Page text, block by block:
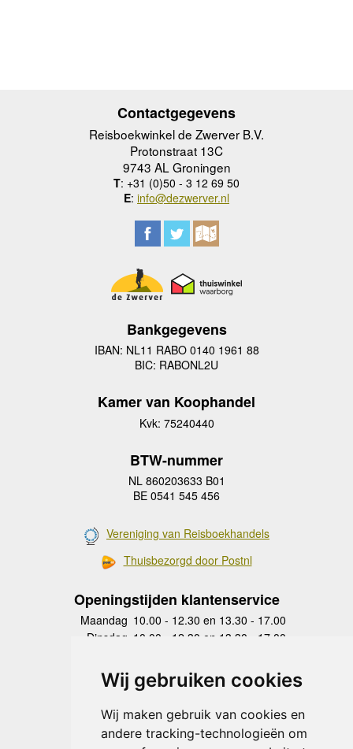
Wij gebruiken cookies
Wij maken gebruik van cookies en
andere tracking-technologieën om
Contactgegevens
Reisboekwinkel de Zwerver B.V.
Protonstraat 13C
9743 AL Groningen
T: +31 (0)50 - 3 12 69 50
E: info@dezwerver.nl
Bankgegevens
IBAN: NL11 RABO 0140 1961 88
BIC: RABONL2U
Kamer van Koophandel
Kvk: 75240440
BTW-nummer
NL 860203633 B01
BE 0541 545 456
Vereniging van Reisboekhandels
Thuisbezorgd door Postnl
Openingstijden klantenservice
Maandag 10.00 - 12.30 en 13.30 - 17.00
Dinsdag 10.00 - 12.30 en 13.30 - 17.00
Donderdag
10.00 - 12.30 en 13.30 - 17.00
Vrijdag 10.00 - 12.30 en 13.30 - 17.00
Zaterdag
gesloten
Zondag gesloten